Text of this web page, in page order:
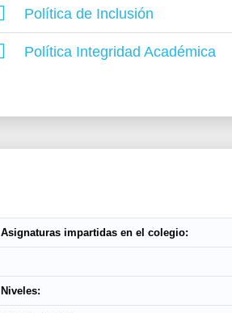
Política de Inclusión
Política Integridad Académica
Asignaturas impartidas en el colegio:
Niveles: